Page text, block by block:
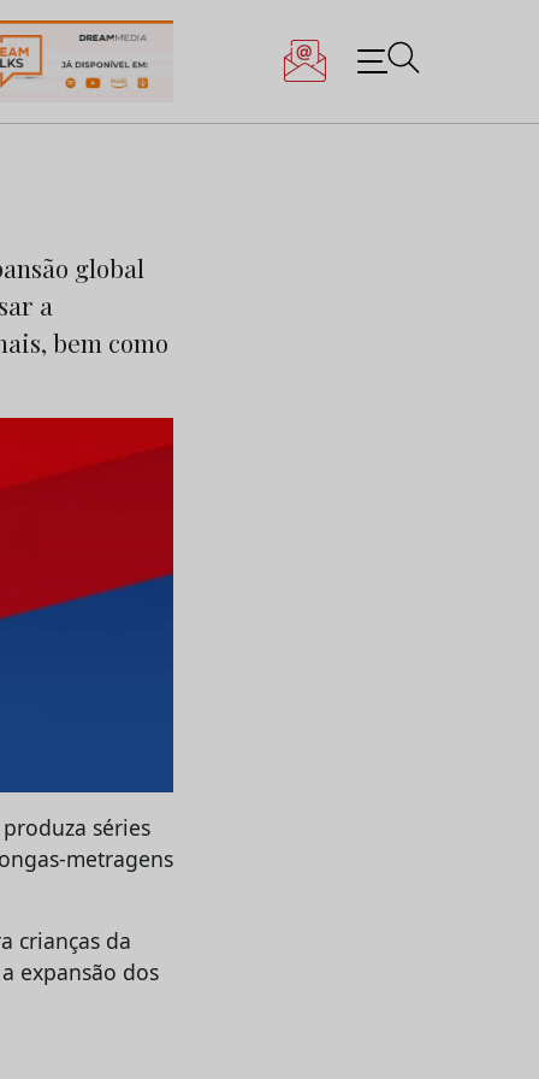
global
a
bem como
séries
metragens
crianças da
expansão dos